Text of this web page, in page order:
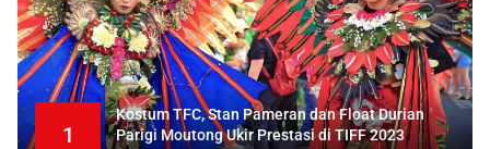
1
Kostum TFC, Stan Pameran dan Float Durian
Parigi Moutong Ukir Prestasi di TIFF 2023